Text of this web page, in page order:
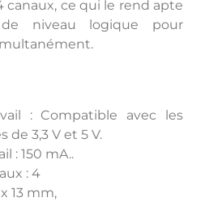
ce qui le rend apte
niveau logique pour
: Compatible avec les
de 3,3 V et 5 V.
: 150 mA..
: 4
13 mm,